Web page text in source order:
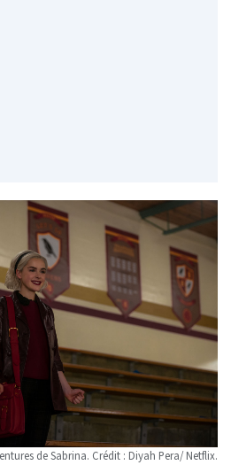
de Sabrina. Crédit : Diyah Pera/ Netflix.